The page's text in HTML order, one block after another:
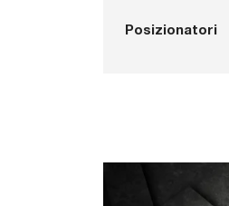
Posizionatori